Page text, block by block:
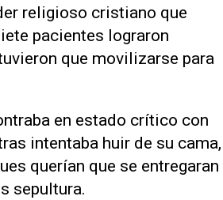
religioso cristiano que
pacientes lograron
que movilizarse para
en estado crítico con
intentaba huir de su cama,
querían que se ‌entregaran
sepultura.